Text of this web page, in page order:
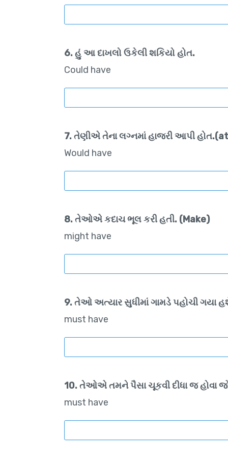
6. હું આ દાખલો ઉકેલી શકિયો હોત.
Could have
7. તેણીએ તેના લગ્નમાં હાજરી આપી
Would have
8. તેઓએ કદાચ ભૂલ કરી હતી. (Make)
might have
9. તેઓ અત્યાર સુધીમાં ગામડે પહોચી ગયા
must have
10. તેઓએ તમને પૈસા ચૂકવી દીધા જ હોવા
must have